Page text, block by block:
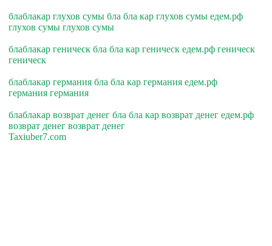
блаблакар глухов сумы бла бла кар глухов сумы едем.рф
глухов сумы глухов сумы
блаблакар геническ бла бла кар геническ едем.рф геническ
геническ
блаблакар германия бла бла кар германия едем.рф
германия германия
блаблакар возврат денег бла бла кар возврат денег едем.рф
возврат денег возврат денег
Taxiuber7.com